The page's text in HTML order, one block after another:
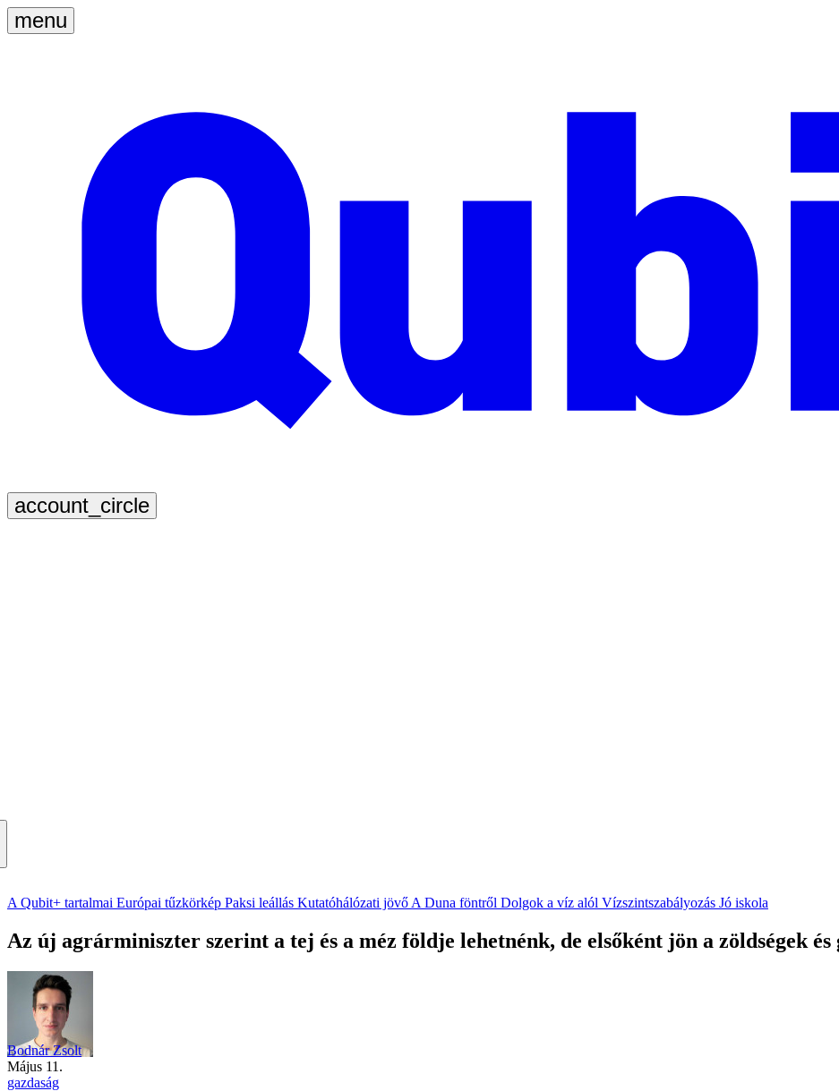
A Qubit+ tartalmai Európai tűzkörkép Paksi leállás Kutatóhálózati jövő A Duna föntről Dolgok a víz alól Vízszintszabályozás Jó iskola
Az új agrárminiszter szerint a tej és a méz földje lehetnénk, de elsőként jön a zöldségek és
Bodnár Zsolt
május 11.
gazdaság